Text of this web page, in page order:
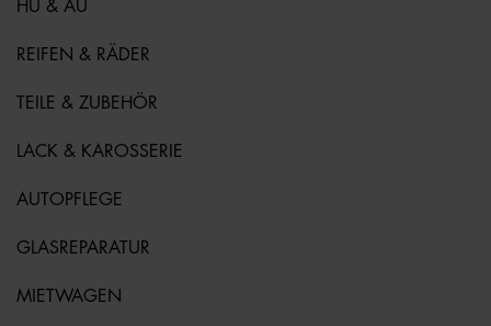
HU & AU
REIFEN & RÄDER
TEILE & ZUBEHÖR
LACK & KAROSSERIE
AUTOPFLEGE
GLASREPARATUR
MIETWAGEN